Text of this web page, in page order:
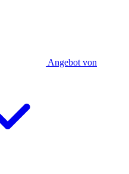
Angebot von